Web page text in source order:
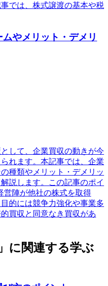
では、株式譲渡の基本や税
やメリット・デメリ
して、企業買収の動きが今
れます。本記事では、企業
種類やメリット・デメリッ
説します。この記事のポイ
営陣が他社の株式を取得
的には競争力強化や事業多
買収と同意なき買収があ
に関連する学ぶ